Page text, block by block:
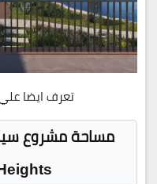
تعرف ايضا
مساحة مشروع